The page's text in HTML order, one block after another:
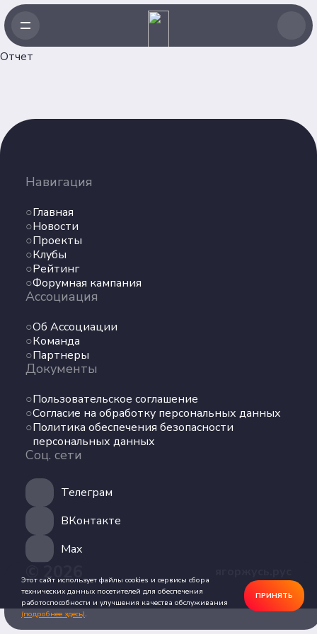
Отчет
Навигация
Главная
Новости
Проекты
Клубы
Рейтинг
Форумная кампания
Ассоциация
Об Ассоциации
Команда
Партнеры
Документы
Пользовательское соглашение
Согласие на обработку персональных данных
Политика обеспечения безопасности
персональных данных
Соц. сети
Телеграм
ВКонтакте
Max
© 2026
Главная
Новости
Проекты
Клубы
Рейтинг
Форумная кампания
Команда
Партнеры
Пользовательское соглашение
Согласие на обработку персональных данных
Политика обеспечения безопасности
персональных данных
сети
Телеграм
ВКонтакте
Max
Этот сайт использует файлы cookies и сервисы сбора
технических данных посетителей для обеспечения
работоспособности и улучшения качества обслуживания
(подробнее здесь).
ПРИНЯТЬ